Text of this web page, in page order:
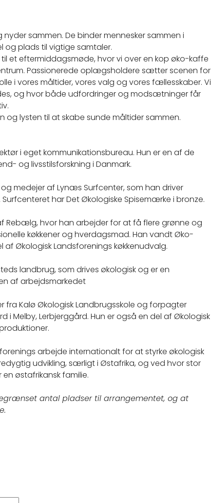
sammen. De binder mennesker sammen i
og plads til vigtige samtaler.
et eftermiddagsmøde, hvor vi over en kop øko-kaffe
Passionerede oplægsholdere sætter scenen for
i vores måltider, vores valg og vores fællesskaber. Vi
og hvor både udfordringer og modsætninger får
lysten til at skabe sunde måltider sammen.
i eget kommunikationsbureau. Hun er en af de
og livsstilsforskning i Danmark.
medejer af Lynæs Surfcenter, som han driver
har Det Økologiske Spisemærke i bronze.
Rebælg, hvor han arbejder for at få flere grønne og
køkkener og hverdagsmad. Han vandt Øko-
af Økologisk Landsforenings køkkenudvalg.
landbrug, som drives økologisk og er en
af arbejdsmarkedet
fra Kalø Økologisk Landbrugsskole og forpagter
i Melby, Lerbjerggård. Hun er også en del af Økologisk
arbejde internationalt for at styrke økologisk
udvikling, særligt i Østafrika, og ved hvor stor
østafrikansk familie.
antal pladser til arrangementet, og at